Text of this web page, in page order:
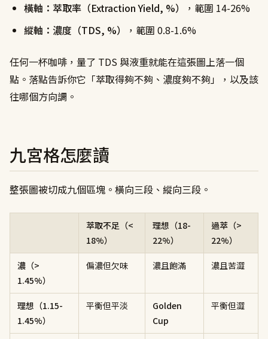
橫軸：萃取率（Extraction Yield, %）
，範圍 14-26%
縱軸：濃度（TDS, %）
，範圍 0.8-1.6%
任何一杯咖啡，量了 TDS 與液重就能在這張圖上落一個
點。落點告訴你它「萃取得夠不夠、濃度夠不夠」，以及該
往哪個方向調。
九宮格怎麼讀
整張圖被切成九個區塊。橫向三段、縱向三段。
萃取不足（<
18%）
理想（18-
22%）
過萃（>
22%）
濃（>
1.45%）
偏濃但欠味 濃且飽滿 濃且苦澀
理想（1.15-
1.45%）
平衡但平淡
Golden
Cup
平衡但澀